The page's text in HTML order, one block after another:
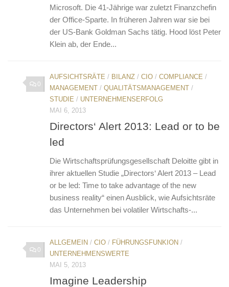
Microsoft. Die 41-Jährige war zuletzt Finanzchefin
der Office-Sparte. In früheren Jahren war sie bei
der US-Bank Goldman Sachs tätig. Hood löst Peter
Klein ab, der Ende...
0
AUFSICHTSRÄTE / BILANZ / CIO / COMPLIANCE /
MANAGEMENT / QUALITÄTSMANAGEMENT /
STUDIE / UNTERNEHMENSERFOLG
MAI 6, 2013
Directors‘ Alert 2013: Lead or to be
led
Die Wirtschaftsprüfungsgesellschaft Deloitte gibt in
ihrer aktuellen Studie „Directors‘ Alert 2013 – Lead
or be led: Time to take advantage of the new
business reality“ einen Ausblick, wie Aufsichtsräte
das Unternehmen bei volatiler Wirtschafts-...
0
ALLGEMEIN / CIO / FÜHRUNGSFUNKION /
UNTERNEHMENSWERTE
MAI 5, 2013
Imagine Leadership